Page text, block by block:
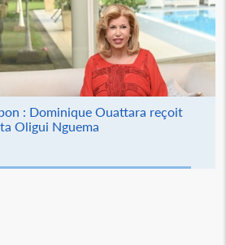
: Dominique Ouattara reçoit
Oligui Nguema